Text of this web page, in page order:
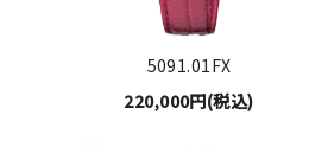
5091.01FX
220,000円(税込)